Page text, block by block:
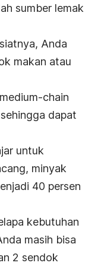
sumber lemak
Anda
makan atau
chain
dapat
untuk
minyak
40 persen
kebutuhan
masih bisa
2 sendok